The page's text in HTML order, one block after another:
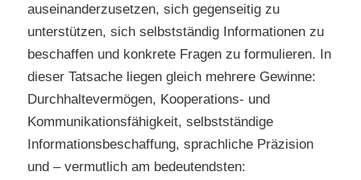
auseinanderzusetzen, sich gegenseitig zu
unterstützen, sich selbstständig Informationen zu
beschaffen und konkrete Fragen zu formulieren. In
dieser Tatsache liegen gleich mehrere Gewinne:
Durchhaltevermögen, Kooperations- und
Kommunikationsfähigkeit, selbstständige
Informationsbeschaffung, sprachliche Präzision
und – vermutlich am bedeutendsten: